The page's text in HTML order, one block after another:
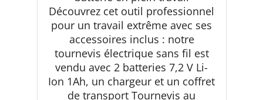
Découvrez cet outil professionnel
pour un travail extrême avec ses
accessoires inclus : notre
tournevis électrique sans fil est
vendu avec 2 batteries 7,2 V Li-
Ion 1Ah, un chargeur et un coffret
de transport Tournevis au